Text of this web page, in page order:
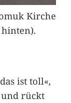
Kirche
ist toll«,
rückt